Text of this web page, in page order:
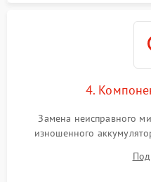
4.
Замена неисправного
изношенного
контроллеров на
разъемов и кнопок,